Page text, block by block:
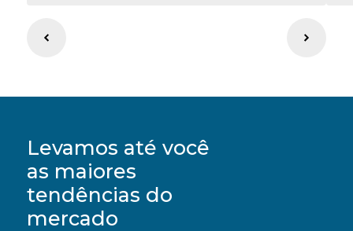
Levamos até você
as maiores
tendências do
mercado